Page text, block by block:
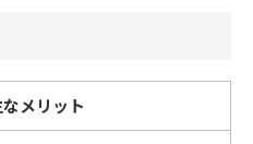
なメリット